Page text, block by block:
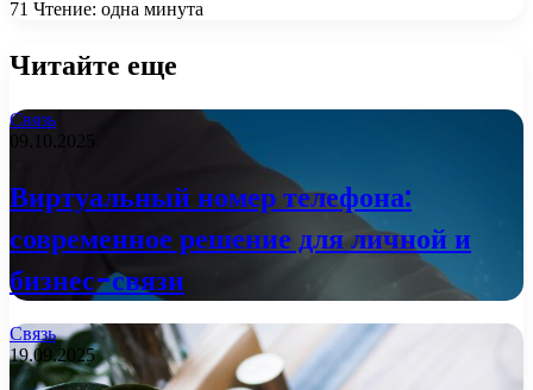
71 Чтение: одна минута
Читайте еще
Связь
09.10.2025
Виртуальный номер телефона:
современное решение для личной и
бизнес-связи
Связь
19.09.2025